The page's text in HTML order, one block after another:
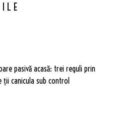
pasivă acasă: trei reguli prin
ții canicula sub control